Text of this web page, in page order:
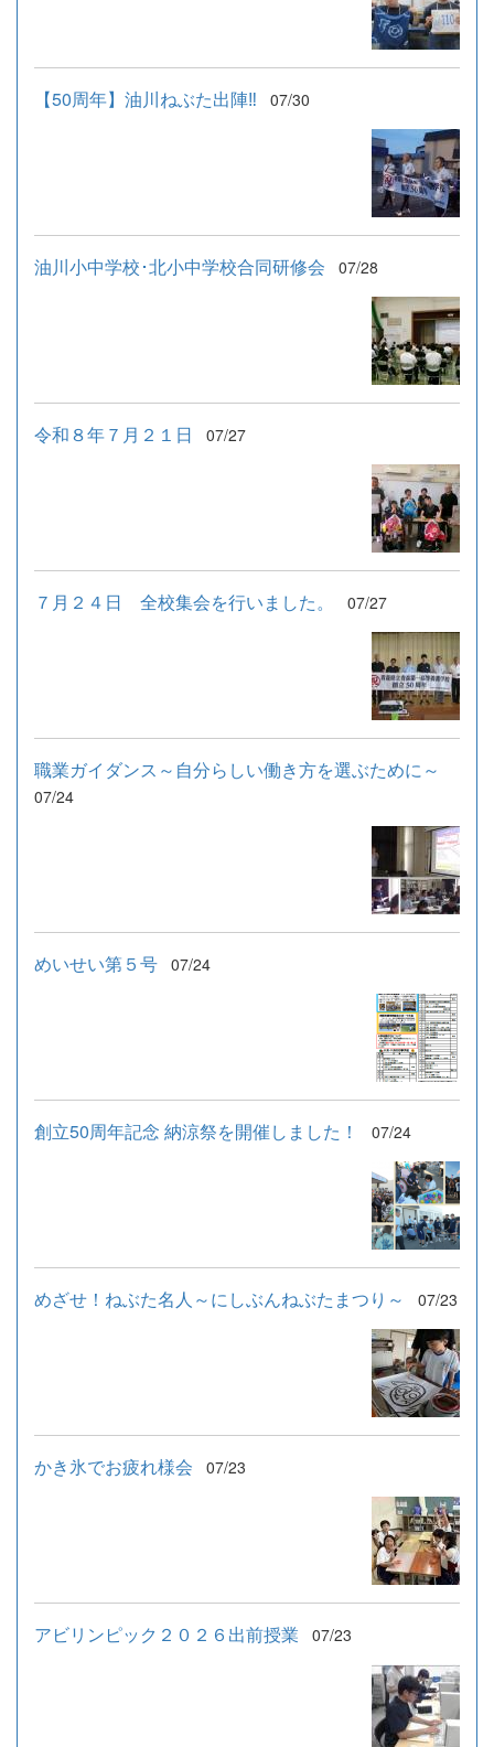
【50周年】油川ねぶた出陣‼ 07/30
油川小中学校･北小中学校合同研修会 07/28
令和８年７月２１日 07/27
７月２４日 全校集会を行いました。 07/27
職業ガイダンス～自分らしい働き方を選ぶために～
07/24
めいせい第５号 07/24
創立50周年記念 納涼祭を開催しました！ 07/24
めざせ！ねぶた名人～にしぶんねぶたまつり～ 07/23
かき氷でお疲れ様会 07/23
アビリンピック２０２６出前授業 07/23